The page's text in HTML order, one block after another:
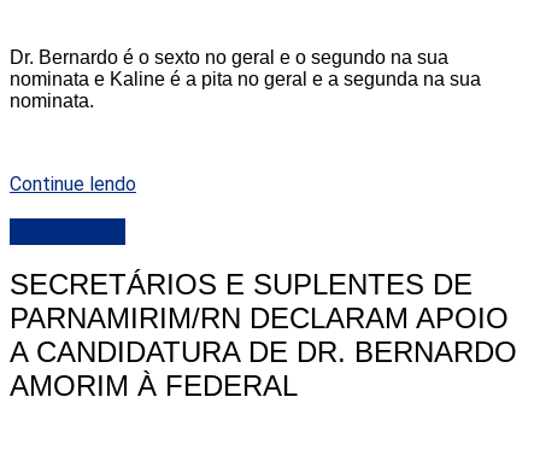
Dr. Bernardo é o sexto no geral e o segundo na sua
nominata e Kaline é a pita no geral e a segunda na sua
nominata.
Continue lendo
SECRETÁRIOS E SUPLENTES DE
PARNAMIRIM/RN DECLARAM APOIO
A CANDIDATURA DE DR. BERNARDO
AMORIM À FEDERAL